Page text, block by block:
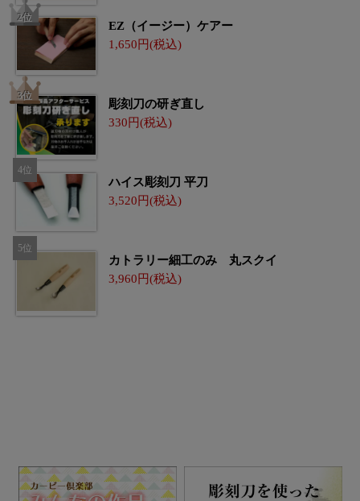
EZ（イージー）ケアー
1,650
彫刻刀の研ぎ直し
330
ハイス彫刻刀 平刀
3,520
カトラリー細工のみ 丸スクイ
3,960